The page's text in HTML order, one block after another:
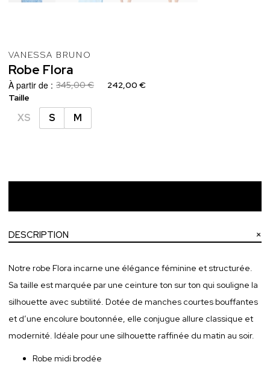
VANESSA BRUNO
Robe Flora
À partir de : 345,00 €
242,00 €
Taille
XS S M
DESCRIPTION
Notre robe Flora incarne une élégance féminine et structurée.
Sa taille est marquée par une ceinture ton sur ton qui souligne la
silhouette avec subtilité. Dotée de manches courtes bouffantes
et d’une encolure boutonnée, elle conjugue allure classique et
modernité. Idéale pour une silhouette raffinée du matin au soir.
Robe midi brodée